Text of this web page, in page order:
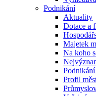
Podnikání
Aktuality
Dotace a
Majetek
Na koho
Profil